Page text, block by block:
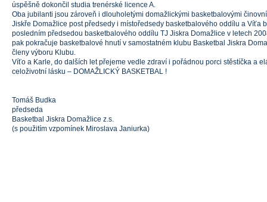
úspěšně dokončil studia trenérské licence A.
Oba jubilanti jsou zároveň i dlouholetými domažlickými basketbalovými
Jiskře Domažlice post předsedy i místoředsedy basketbalového oddílu a Víťa
posledním předsedou basketbalového oddílu TJ Jiskra Domažlice v letech
pak pokračuje basketbalové hnutí v samostatném klubu Basketbal Jiskra
členy výboru Klubu.
Víťo a Karle, do dalších let přejeme vedle zdraví i pořádnou porci stěstíčka a
celoživotní lásku – DOMAŽLICKÝ BASKETBAL !
Tomáš Budka
předseda
Basketbal Jiskra Domažlice z.s.
(s použitím vzpomínek Miroslava Janiurka)